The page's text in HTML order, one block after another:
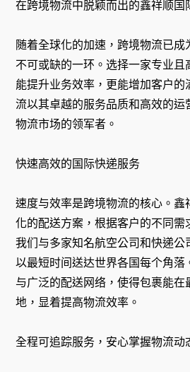
在跨境物流中脱颖而出的鑫祥顺国
随着全球化的加速，跨境物流已成
不可或缺的一环。选择一家专业且
能提升业务效率，更能增加客户
流以其卓越的服务品质和高效的运
物流市场的领军者。
快速高效的国际快递服务
速度与效率是跨境物流的核心。鑫
化的配送方案，根据客户的不同需
我们与多家知名航空公司和快递公
以最短时间送达世界各国每个角落
与广泛的配送网络，使得包裹能在
地，显着提高物流效率。
全程可追踪服务，安心掌握物流动